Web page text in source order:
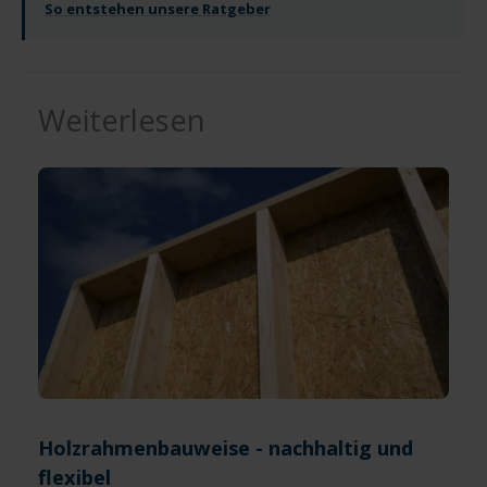
So entstehen unsere Ratgeber
Weiterlesen
Holzrahmenbauweise - nachhaltig und
flexibel